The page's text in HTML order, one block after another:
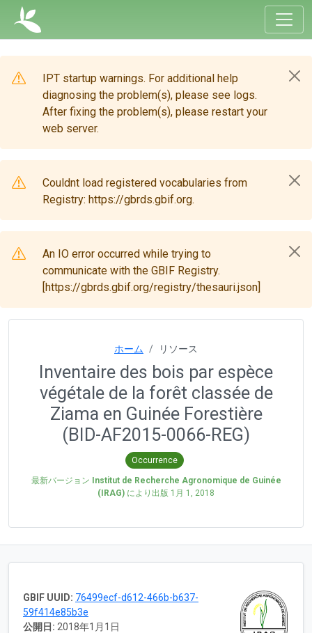
IPT startup warnings. For additional help
diagnosing the problem(s), please see logs.
After fixing the problem(s), please restart your
web server.
Couldnt load registered vocabularies from
Registry: https://gbrds.gbif.org.
An IO error occurred while trying to
communicate with the GBIF Registry.
[https://gbrds.gbif.org/registry/thesauri.json]
ホーム リソース
Inventaire des bois par espèce
végétale de la forêt classée de
Ziama en Guinée Forestière
(BID-AF2015-0066-REG)
Occurrence
最新バージョン Institut de Recherche Agronomique de Guinée
(IRAG) により出版 1月 1, 2018
GBIF UUID: 76499ecf-d612-466b-b637-
59f414e85b3e
公開日: 2018年1月1日